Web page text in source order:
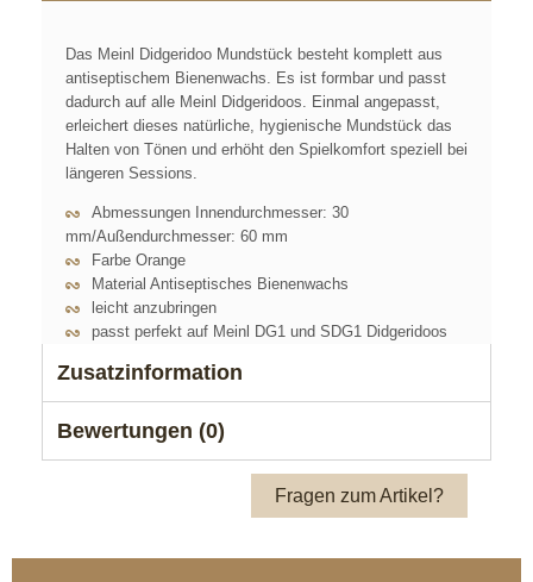
Das Meinl Didgeridoo Mundstück besteht komplett aus
antiseptischem Bienenwachs. Es ist formbar und passt
dadurch auf alle Meinl Didgeridoos. Einmal angepasst,
erleichert dieses natürliche, hygienische Mundstück das
Halten von Tönen und erhöht den Spielkomfort speziell bei
längeren Sessions.
Abmessungen Innendurchmesser: 30
mm/Außendurchmesser: 60 mm
Farbe Orange
Material Antiseptisches Bienenwachs
leicht anzubringen
passt perfekt auf Meinl DG1 und SDG1 Didgeridoos
Zusatzinformation
Bewertungen (0)
Fragen zum Artikel?